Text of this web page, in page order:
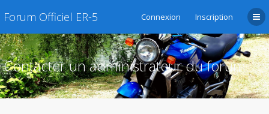
Forum Officiel ER-5 Connexion Inscription
Contacter un administrateur du forum